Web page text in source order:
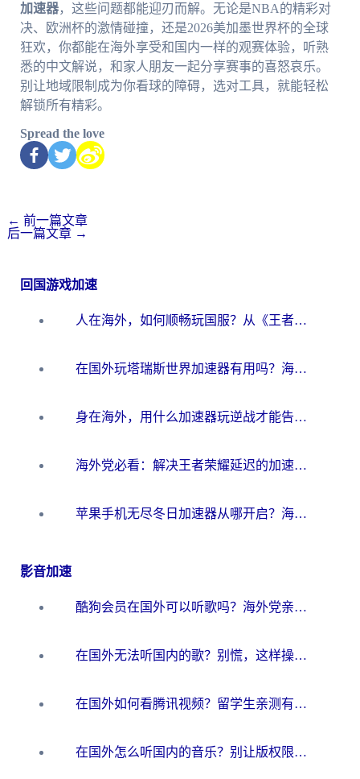
加速器，这些问题都能迎刃而解。无论是NBA的精彩对
决、欧洲杯的激情碰撞，还是2026美加墨世界杯的全球
狂欢，你都能在海外享受和国内一样的观赛体验，听熟
悉的中文解说，和家人朋友一起分享赛事的喜怒哀乐。
别让地域限制成为你看球的障碍，选对工具，就能轻松
解锁所有精彩。
Spread the love
← 前一篇文章
后一篇文章 →
回国游戏加速
人在海外，如何顺畅玩国服？从《王者荣耀》到《云图计划》的加速器终极指南
在国外玩塔瑞斯世界加速器有用吗？海外玩家亲测后的真实答案
身在海外，用什么加速器玩逆战才能告别延迟？
海外党必看：解决王者荣耀延迟的加速器终极指南——从EVE到猫和老鼠，一个工具全搞定
苹果手机无尽冬日加速器从哪开启？海外玩家的冬日生存指南
影音加速
酷狗会员在国外可以听歌吗？海外党亲测有效：3步解决音乐权限难题
在国外无法听国内的歌？别慌，这样操作就能畅听QQ音乐（附亲测加速器推荐）
在国外如何看腾讯视频？留学生亲测有效的回国加速方案
在国外怎么听国内的音乐？别让版权限制断了你的华语歌单